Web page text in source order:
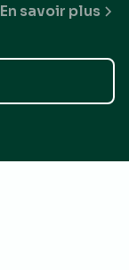
En savoir plus